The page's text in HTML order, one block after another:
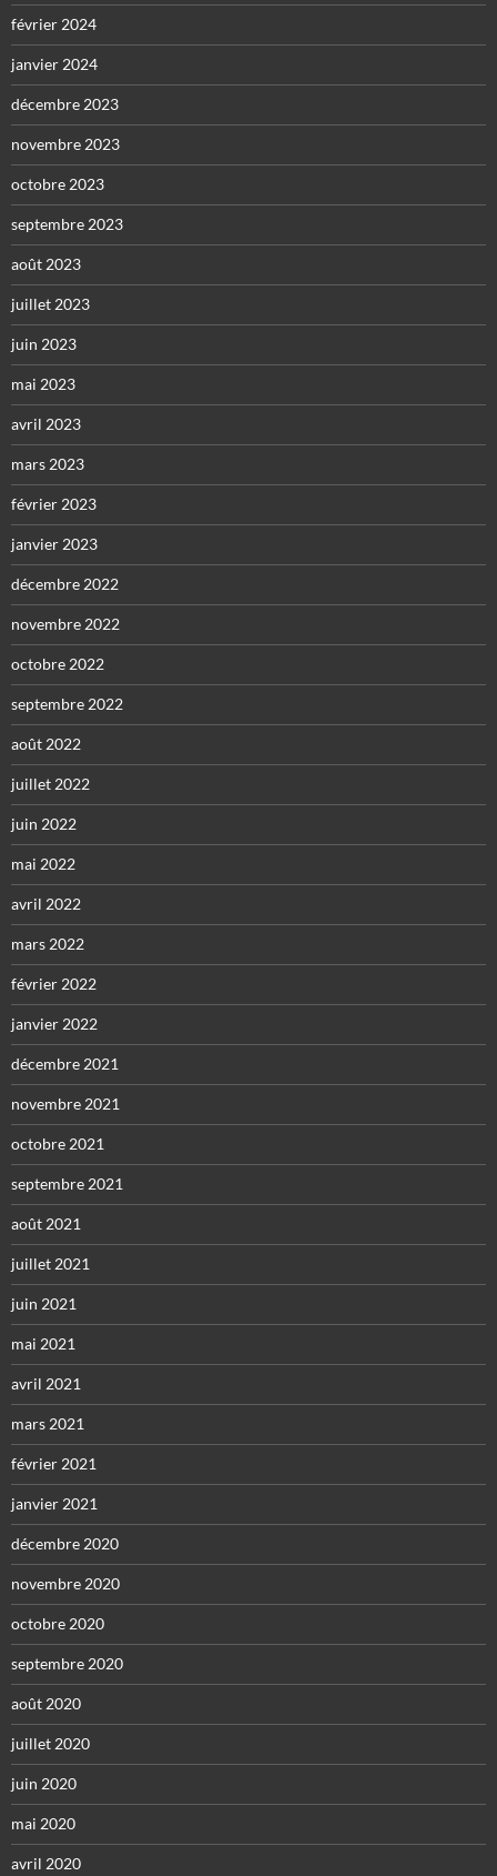
février 2024
janvier 2024
décembre 2023
novembre 2023
octobre 2023
septembre 2023
août 2023
juillet 2023
juin 2023
mai 2023
avril 2023
mars 2023
février 2023
janvier 2023
décembre 2022
novembre 2022
octobre 2022
septembre 2022
août 2022
juillet 2022
juin 2022
mai 2022
avril 2022
mars 2022
février 2022
janvier 2022
décembre 2021
novembre 2021
octobre 2021
septembre 2021
août 2021
juillet 2021
juin 2021
mai 2021
avril 2021
mars 2021
février 2021
janvier 2021
décembre 2020
novembre 2020
octobre 2020
septembre 2020
août 2020
juillet 2020
juin 2020
mai 2020
avril 2020